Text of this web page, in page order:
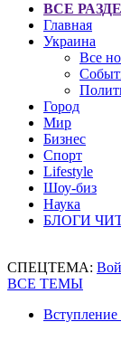
ВСЕ
Главная
Украина
Все
Город
Мир
Бизнес
Спорт
Lifestyle
Шоу-биз
Наука
БЛОГИ
СПЕЦТЕМА:
ВСЕ ТЕМЫ